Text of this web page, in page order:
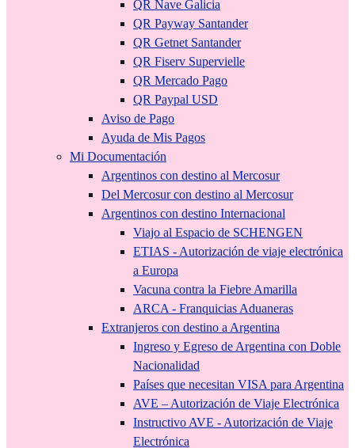
QR Nave Galicia
QR Payway Santander
QR Getnet Santander
QR Fiserv Supervielle
QR Mercado Pago
QR Paypal USD
Aviso de Pago
Ayuda de Mis Pagos
Mi Documentación
Argentinos con destino al Mercosur
Del Mercosur con destino al Mercosur
Argentinos con destino Internacional
Viajo al Espacio de SCHENGEN
ETIAS - Autorización de viaje electrónica
a Europa
Vacuna contra la Fiebre Amarilla
ARCA - Franquicias Aduaneras
Extranjeros con destino a Argentina
Ingreso y Egreso de Argentina con Doble
Nacionalidad
Países que necesitan VISA para Argentina
AVE – Autorización de Viaje Electrónica
Instructivo AVE - Autorización de Viaje
Electrónica